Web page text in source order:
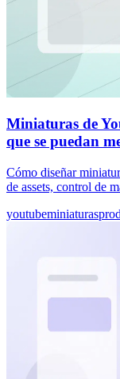
Miniaturas de
que se puedan
Cómo diseñar
de assets, control de
youtubeminiaturas